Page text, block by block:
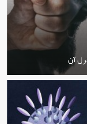
آن